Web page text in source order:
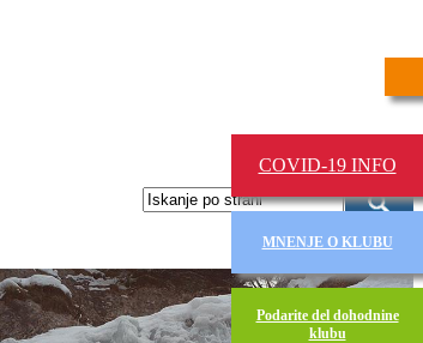
COVID-19 INFO
MNENJE O KLUBU
Podarite del dohodnine
klubu